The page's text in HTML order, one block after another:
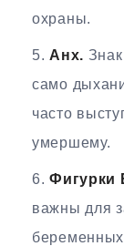
охраны.
Анх.
само
часто
умершему.
Фигурки
важны для